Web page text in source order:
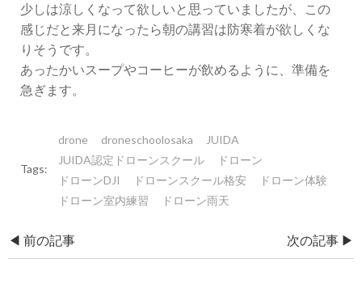
少しは涼しくなって欲しいと思っていましたが、この
感じだと来月になったら朝の講習は防寒着が欲しくな
りそうです。
あったかいスープやコーヒーが飲めるように、準備を
急ぎます。
Tags:
drone droneschoolosaka
JUIDA
JUIDA認定ドローンスクール
ドローン
ドローンDJI
ドローンスクール格安
ドローン体験
ドローン室内練習
ドローン雨天
Post
◀︎ 前の記事 次の記事 ▶︎